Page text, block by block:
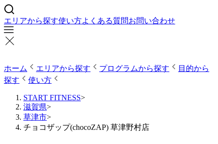
エリアから探す使い方よくある質問お問い合わせ
ホーム エリアから探す プログラムから探す
目的から
探す
使い方
START FITNESS>
滋賀県>
草津市>
チョコザップ(chocoZAP) 草津野村店